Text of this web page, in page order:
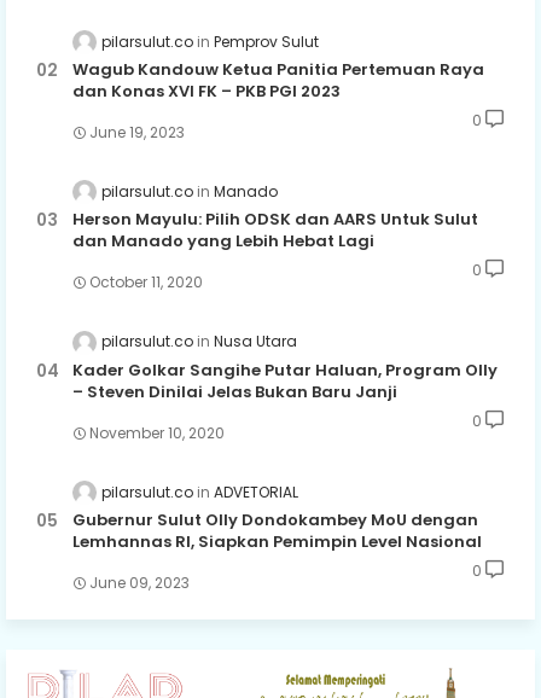
pilarsulut.co Pemprov Sulut
Wagub Kandouw Ketua Panitia Pertemuan Raya
dan Konas XVI FK – PKB PGI 2023
June 19, 2023
0
pilarsulut.co Manado
Herson Mayulu: Pilih ODSK dan AARS Untuk Sulut
dan Manado yang Lebih Hebat Lagi
October 11, 2020
0
pilarsulut.co Nusa Utara
Kader Golkar Sangihe Putar Haluan, Program Olly
– Steven Dinilai Jelas Bukan Baru Janji
November 10, 2020
0
pilarsulut.co ADVETORIAL
Gubernur Sulut Olly Dondokambey MoU dengan
Lemhannas RI, Siapkan Pemimpin Level Nasional
June 09, 2023
0